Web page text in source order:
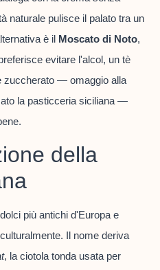
naturale pulisce il palato tra un
è il Moscato di Noto,
evitare l'alcol, un tè
zuccherato — omaggio alla
la pasticceria siciliana —
della
più antichi d'Europa e
Il nome deriva
, la ciotola tonda usata per